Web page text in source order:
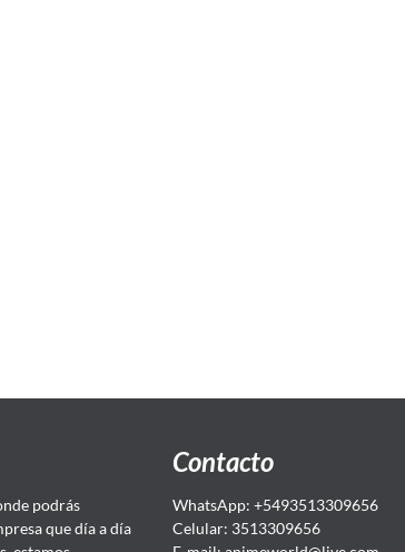
podrás
que día a día
Contacto
WhatsApp: +5493513309656
Celular: 3513309656